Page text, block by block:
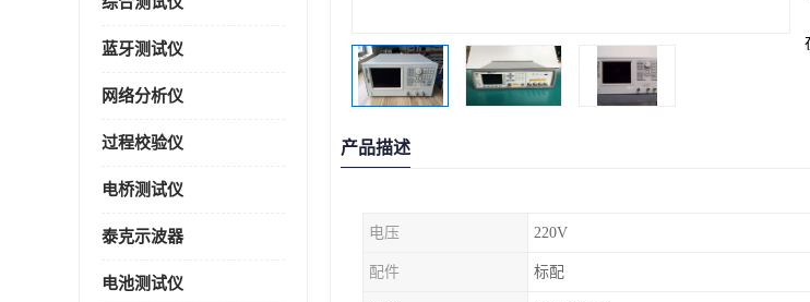
蓝牙测试仪
网络分析仪
过程校验仪
电桥测试仪
泰克示波器
电池测试仪
产品描述
电压 220V
配件 标配